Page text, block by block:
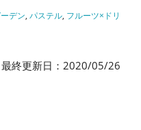
デン, パステル, フルーツ×ドリ
最終更新日：2020/05/26